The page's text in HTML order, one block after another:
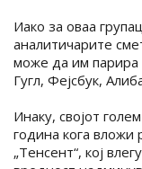
Иако за оваа
аналитичарите
може да им парира
Гугл, Фејсбук,
Инаку, својот
година кога вложи
„Тенсент“, кој